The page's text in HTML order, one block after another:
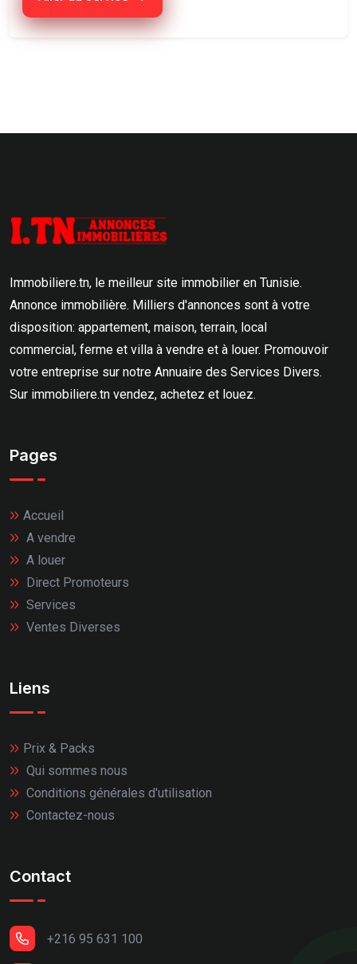
Immobiliere.tn, le meilleur site immobilier en Tunisie.
Annonce immobilière. Milliers d'annonces sont à votre
disposition: appartement, maison, terrain, local
commercial, ferme et villa à vendre et à louer. Promouvoir
votre entreprise sur notre Annuaire des Services Divers.
Sur immobiliere.tn vendez, achetez et louez.
Pages
Accueil
A vendre
A louer
Direct Promoteurs
Services
Ventes Diverses
Liens
Prix & Packs
Qui sommes nous
Conditions générales d'utilisation
Contactez-nous
Contact
+216 95 631 100